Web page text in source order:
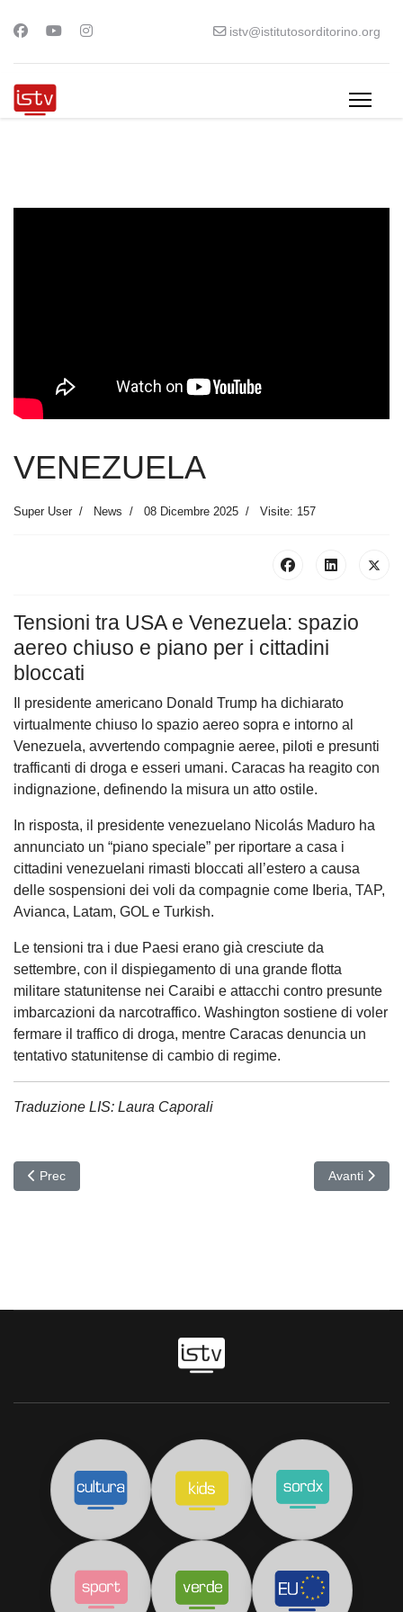
istv@istitutosorditorino.org
VENEZUELA
Super User News 08 Dicembre 2025 Visite: 157
Tensioni tra USA e Venezuela: spazio
aereo chiuso e piano per i cittadini
bloccati
Il presidente americano Donald Trump ha dichiarato
virtualmente chiuso lo spazio aereo sopra e intorno al
Venezuela, avvertendo compagnie aeree, piloti e presunti
trafficanti di droga e esseri umani. Caracas ha reagito con
indignazione, definendo la misura un atto ostile.
In risposta, il presidente venezuelano Nicolás Maduro ha
annunciato un “piano speciale” per riportare a casa i
cittadini venezuelani rimasti bloccati all’estero a causa
delle sospensioni dei voli da compagnie come Iberia, TAP,
Avianca, Latam, GOL e Turkish.
Le tensioni tra i due Paesi erano già cresciute da
settembre, con il dispiegamento di una grande flotta
militare statunitense nei Caraibi e attacchi contro presunte
imbarcazioni da narcotraffico. Washington sostiene di voler
fermare il traffico di droga, mentre Caracas denuncia un
tentativo statunitense di cambio di regime.
Traduzione LIS: Laura Caporali
Articolo precedente: AUSTRALIA
Prec Articolo
Avanti